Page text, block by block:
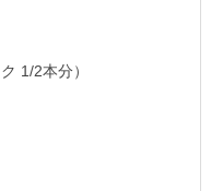
1/2本分）